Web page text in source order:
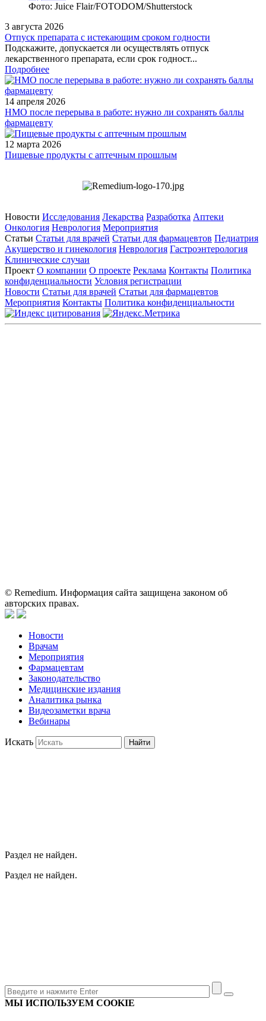
Фото: Juice Flair/FOTODOM/Shutterstoсk
3 августа 2026
Отпуск препарата с истекающим сроком годности
Подскажите, допускается ли осуществлять отпуск
лекарственного препарата, если срок годност...
Подробнее
14 апреля 2026
НМО после перерыва в работе: нужно ли сохранять баллы
фармацевту
12 марта 2026
Пищевые продукты с аптечным прошлым
Новости Исследования Лекарства Разработка Аптеки
Онкология Неврология Мероприятия
Статьи Статьи для врачей Статьи для фармацевтов Педиатрия
Акушерство и гинекология Неврология Гастроэнтерология
Клинические случаи
Проект О компании О проекте Реклама Контакты Политика
конфиденциальности Условия регистрации
Новости Статьи для врачей Статьи для фармацевтов
Мероприятия Контакты Политика конфиденциальности
© Remedium. Информация сайта защищена законом об
авторских правах.
Новости
Врачам
Мероприятия
Фармацевтам
Законодательство
Медицинские издания
Аналитика рынка
Видеозаметки врача
Вебинары
Искать Найти
Раздел не найден.
Раздел не найден.
МЫ ИСПОЛЬЗУЕМ COOKIE